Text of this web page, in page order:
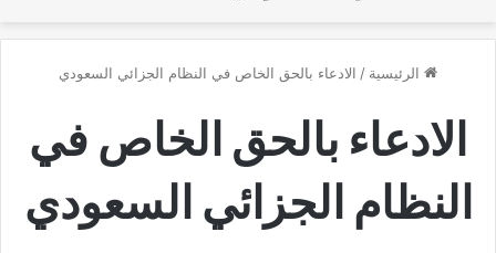
الرئيسية / الادعاء بالحق الخاص في النظام الجزائي السعودي
الادعاء بالحق الخاص في
النظام الجزائي السعودي